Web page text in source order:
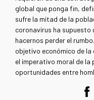
global que ponga fin,
sufre la mitad de la
coronavirus ha supuesto
hacernos perder el
objetivo económico de la
el imperativo moral de la
oportunidades entre